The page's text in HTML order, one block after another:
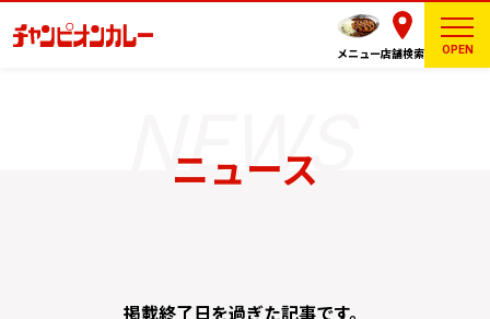
メニュー店舗検索 OPEN
ニュース
掲載終了日を過ぎた記事です。